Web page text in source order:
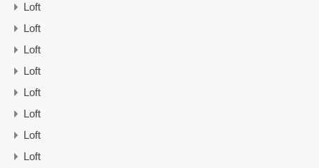
Loft
Loft
Loft
Loft
Loft
Loft
Loft
Loft